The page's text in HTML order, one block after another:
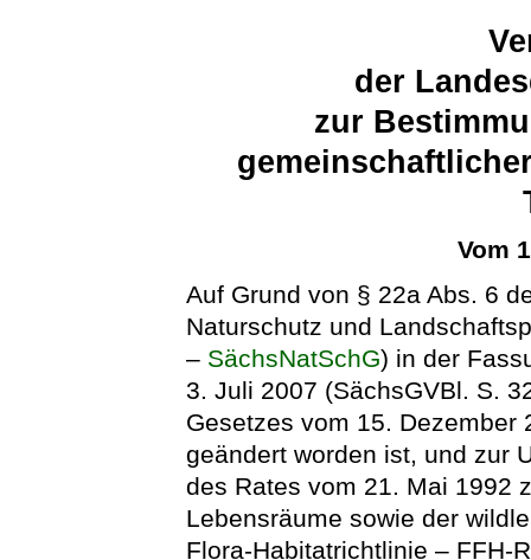
der
zur
Vom
Auf Grund von § 22a Abs. 6
Naturschutz und
– SächsNatSchG) in der
3. Juli 2007 (SächsGVBl. S.
Gesetzes vom 15. Dezember
geändert worden ist, und zur
des Rates vom 21. Mai 1992
Lebensräume sowie der
Flora-Habitatrichtlinie – FFH-